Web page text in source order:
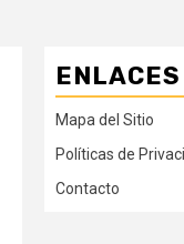
Mapa del Sitio
Políticas de
Contacto